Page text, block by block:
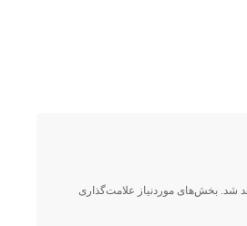
شد. بخش‌های موردنیاز علامت‌گذاری